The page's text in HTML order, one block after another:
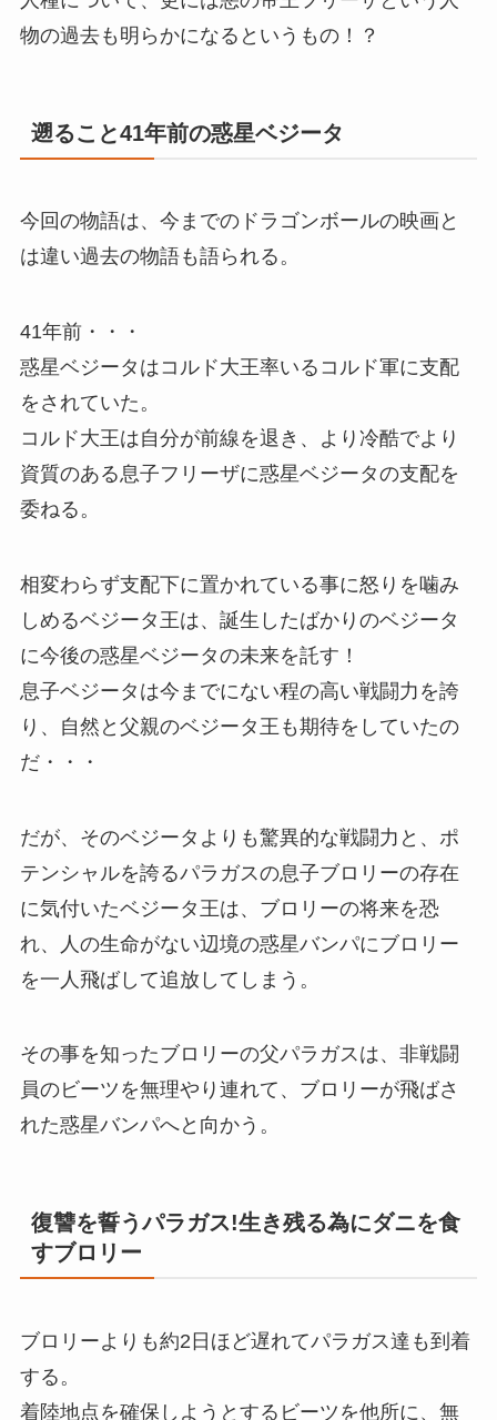
物の過去も明らかになるというもの！？
遡ること41年前の惑星ベジータ
今回の物語は、今までのドラゴンボールの映画と
は違い過去の物語も語られる。
41年前・・・
惑星ベジータはコルド大王率いるコルド軍に支配
をされていた。
コルド大王は自分が前線を退き、より冷酷でより
資質のある息子フリーザに惑星ベジータの支配を
委ねる。
相変わらず支配下に置かれている事に怒りを噛み
しめるベジータ王は、誕生したばかりのベジータ
に今後の惑星ベジータの未来を託す！
息子ベジータは今までにない程の高い戦闘力を誇
り、自然と父親のベジータ王も期待をしていたの
だ・・・
だが、そのベジータよりも驚異的な戦闘力と、ポ
テンシャルを誇るパラガスの息子ブロリーの存在
に気付いたベジータ王は、ブロリーの将来を恐
れ、人の生命がない辺境の惑星バンパにブロリー
を一人飛ばして追放してしまう。
その事を知ったブロリーの父パラガスは、非戦闘
員のビーツを無理やり連れて、ブロリーが飛ばさ
れた惑星バンパへと向かう。
復讐を誓うパラガス!生き残る為にダニを食
すブロリー
ブロリーよりも約2日ほど遅れてパラガス達も到着
する。
着陸地点を確保しようとするビーツを他所に、無